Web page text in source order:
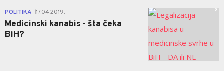
POLITIKA 17.04.2019.
Medicinski kanabis - šta čeka
BiH?
2